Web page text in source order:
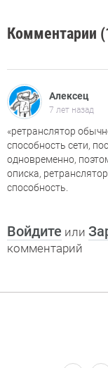
Комментарии
Алексец
7 лет назад
«ретранслятор
способность сети,
одновременно,
описка,
способность.
Войдите или
комментарий